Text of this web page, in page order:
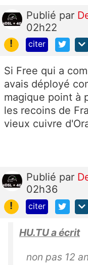
Publié par
02h22
!
citer
Si Free qui a
avais déployé
magique point à
les recoins de
vieux cuivre
Publié par
02h36
!
citer
HU.TU a écrit
non pas 12